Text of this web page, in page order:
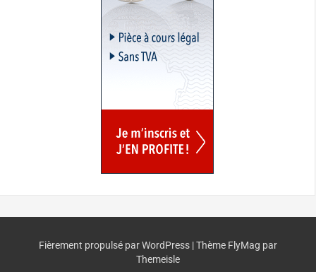
Fièrement propulsé par WordPress |Thème FlyMag par
Themeisle